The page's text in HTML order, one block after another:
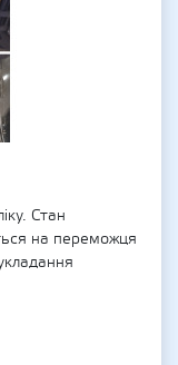
Стан
на переможця